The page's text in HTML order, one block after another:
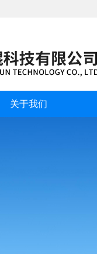
关于我们